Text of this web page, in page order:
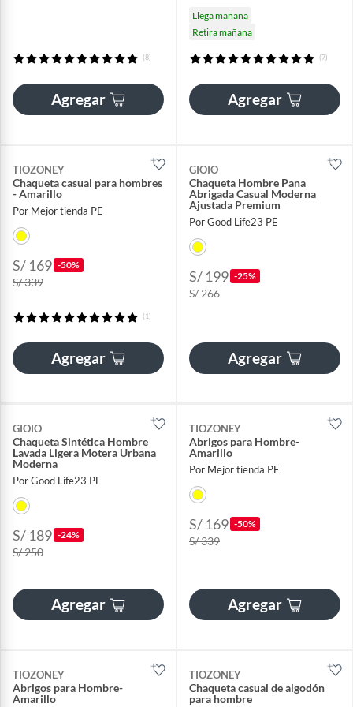
(8)
Agregar
Llega mañana
Retira mañana
(7)
Agregar
TIOZONEY
Chaqueta casual para hombres
- Amarillo
Por Mejor tienda PE
S/ 169 -50%
S/ 339
(1)
Agregar
GIOIO
Chaqueta Hombre Pana
Abrigada Casual Moderna
Ajustada Premium​
Por Good Life23 PE
S/ 199 -25%
S/ 266
Agregar
GIOIO
Chaqueta Sintética Hombre
Lavada Ligera Motera Urbana
Moderna​
Por Good Life23 PE
S/ 189 -24%
S/ 250
Agregar
TIOZONEY
Abrigos para Hombre-
Amarillo
Por Mejor tienda PE
S/ 169 -50%
S/ 339
Agregar
TIOZONEY
Abrigos para Hombre-
Amarillo
TIOZONEY
Chaqueta casual de algodón
para hombre